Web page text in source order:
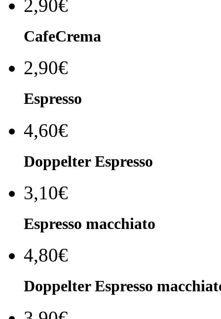
2,90€
CafeCrema
2,90€
Espresso
4,60€
Doppelter Espresso
3,10€
Espresso macchiato
4,80€
Doppelter Espresso